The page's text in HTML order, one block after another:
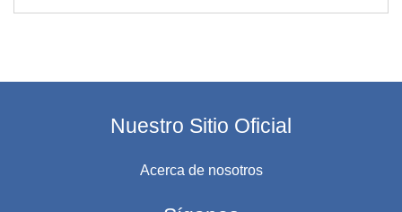
Nuestro Sitio Oficial
Acerca de nosotros